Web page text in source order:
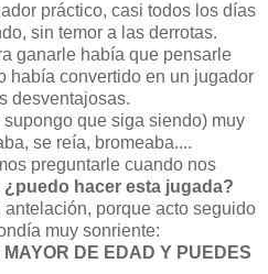
práctico, casi todos los días
sin temor a las derrotas.
ganarle había que pensarle
había convertido en un jugador
desventajosas.
que siga siendo) muy
se reía, bromeaba....
preguntarle cuando nos
hacer esta jugada?
porque acto seguido
muy sonriente:
DE EDAD Y PUEDES